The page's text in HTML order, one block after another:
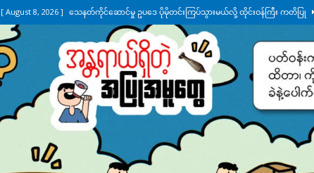
[ August 8, 2026 ] သေနတ်ကိုင်ဆောင်မှု ဥပဒေ ပိုမိုတင်းကြပ်သွားမယ်လို့ ထိုင်းဝန်ကြီး ကတိပြု
[ August 7, 2026 ] လေးမျက်နှာ၊ အိုင်သပြုအနီးတဝိုက် ရေအနည်းငယ် ပြန်ကျ၊ ငါးသိုင်းချောင်း
ဒေသအလိုက် သတင်းကဏ္ဍ
[ August 7, 2026 ] ရန်ကုန်မြစ်အတွင်း ထူးကဲဒီရေ အ​မြင့် ၂၁ ပေကျော်အထိ တက်မယ်လို့ သတိပ
သတင်းကဏ္ဍ
[ August 7, 2026 ] လွှတ်တော်ကို ရောက်လာတဲ့ ဦးမင်အောင်လှိုင်ကို ထိုင်းလွှတ်တော်အမတ် အော်
UNCATEGORIZED